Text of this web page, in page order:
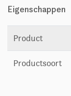
Eigenschappen
Product
Productsoort